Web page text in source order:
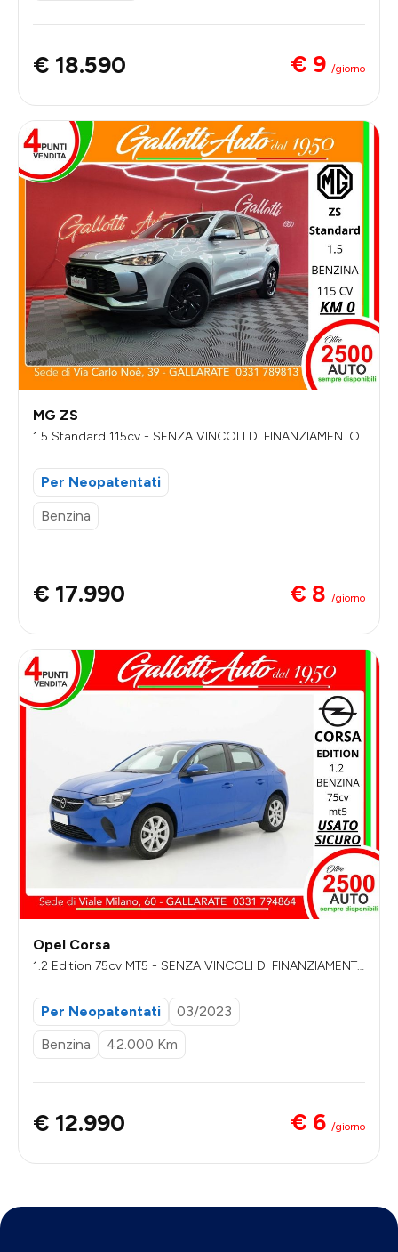
€ 18.590 € 9 /giorno
MG ZS
1.5 Standard 115cv - SENZA VINCOLI DI FINANZIAMENTO
Per Neopatentati
Benzina
€ 17.990 € 8 /giorno
Opel Corsa
1.2 Edition 75cv MT5 - SENZA VINCOLI DI FINANZIAMENT
Per Neopatentati
03/2023
Benzina
42.000 Km
€ 12.990 € 6 /giorno